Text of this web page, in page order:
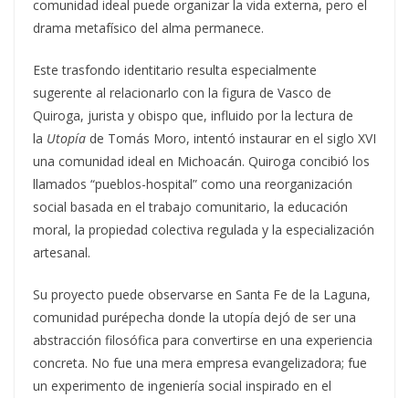
comunidad ideal puede organizar la vida externa, pero el
drama metafísico del alma permanece.
Este trasfondo identitario resulta especialmente
sugerente al relacionarlo con la figura de Vasco de
Quiroga, jurista y obispo que, influido por la lectura de
la Utopía de Tomás Moro, intentó instaurar en el siglo XVI
una comunidad ideal en Michoacán. Quiroga concibió los
llamados “pueblos-hospital” como una reorganización
social basada en el trabajo comunitario, la educación
moral, la propiedad colectiva regulada y la especialización
artesanal.
Su proyecto puede observarse en Santa Fe de la Laguna,
comunidad purépecha donde la utopía dejó de ser una
abstracción filosófica para convertirse en una experiencia
concreta. No fue una mera empresa evangelizadora; fue
un experimento de ingeniería social inspirado en el